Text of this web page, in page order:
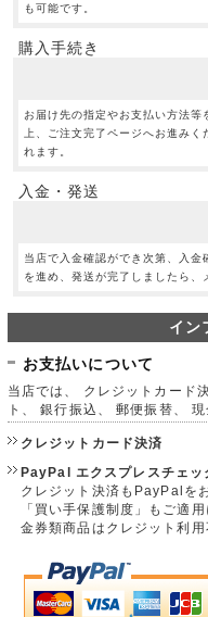
も可能です。
購入手続き
お届け先の指定やお支払い方法
上、ご注文完了ページへお進み
れます。
入金・発送
当店で入金確認ができ次第、入
を進め、発送が完了しましたら、
イン
お支払いについて
当店では、 クレジットカード
ト、 銀行振込、 郵便振替、
クレジットカード決済
PayPal エクスプレスチェッ
クレジット決済もPayPalを
「買い手保護制度」もご適
金券類商品はクレジット利用